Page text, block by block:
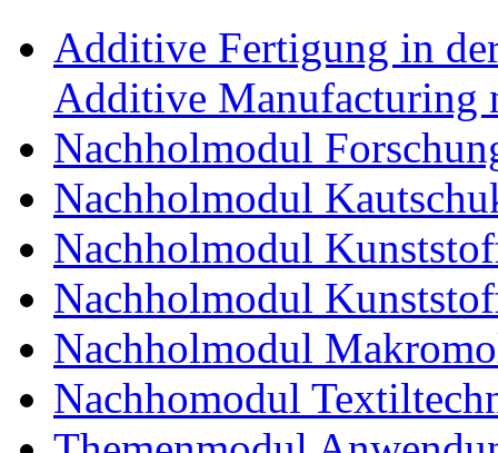
Additive Fertigung in
Additive Manufacturing
Nachholmodul
Nachholmodul
Nachholmodul
Nachholmodul
Nachholmodul
Nachhomodul